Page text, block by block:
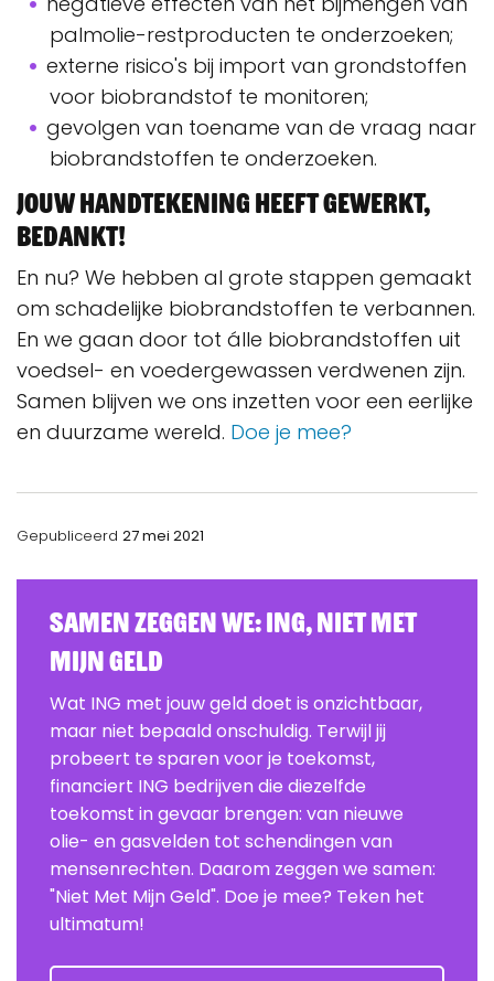
palmolie-restproducten te onderzoeken;
externe risico's bij import van grondstoffen
voor biobrandstof te monitoren;
gevolgen van toename van de vraag naar
biobrandstoffen te onderzoeken.
Jouw handtekening heeft gewerkt,
bedankt!
En nu? We hebben al grote stappen gemaakt
om schadelijke biobrandstoffen te verbannen.
En we gaan door tot álle biobrandstoffen uit
voedsel- en voedergewassen verdwenen zijn.
Samen blijven we ons inzetten voor een eerlijke
en duurzame wereld. Doe je mee?
Gepubliceerd 27 mei 2021
Samen zeggen we: ING, Niet Met
Mijn Geld
Wat ING met jouw geld doet is onzichtbaar,
maar niet bepaald onschuldig. Terwijl jij
probeert te sparen voor je toekomst,
financiert ING bedrijven die diezelfde
toekomst in gevaar brengen: van nieuwe
olie- en gasvelden tot schendingen van
mensenrechten. Daarom zeggen we samen:
"Niet Met Mijn Geld". Doe je mee? Teken het
ultimatum!